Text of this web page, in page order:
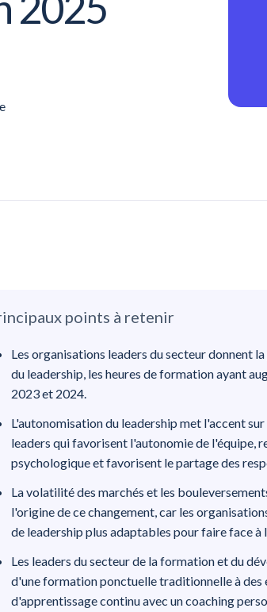
points à retenir
Les organisations leaders du secteur donnent
du leadership, les heures de formation ayant
2023 et 2024.
L'autonomisation du leadership met l'accent
leaders qui favorisent l'autonomie de l'équipe,
psychologique et favorisent le partage des
La volatilité des marchés et les
l'origine de ce changement, car les
de leadership plus adaptables pour faire face
Les leaders du secteur de la formation et du
d'une formation ponctuelle traditionnelle à des
d'apprentissage continu avec un coaching